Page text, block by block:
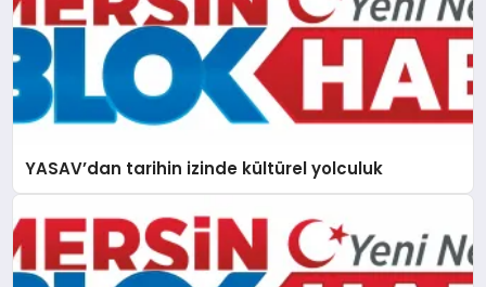
YASAV’dan tarihin izinde kültürel yolculuk